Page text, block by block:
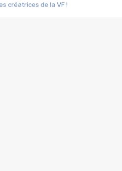
créatrices de la VF !